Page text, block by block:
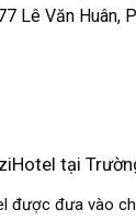
Văn Huân,
tại
được đưa vào